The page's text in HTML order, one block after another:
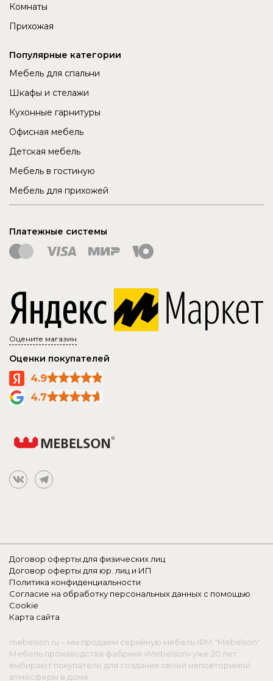
Комнаты
Прихожая
Популярные категории
Мебель для спальни
Шкафы и стелажи
Кухонные гарнитуры
Офисная мебель
Детская мебель
Мебель в гостиную
Мебель для прихожей
Платежные системы
Оцените магазин
Оценки покупателей
4.9
4.7
Договор оферты для физических лиц
Договор оферты для юр. лиц и ИП
Политика конфиденциальности
Согласие на обработку персональных данных с помощью
Cookie
Карта сайта
mebelson.ru – мы продаем серийную мебель ФМ "Mebelson".
Мебель производства фабрики «Mebelson» уже 20 лет
выбирают покупатели для создания своей неповторимой
атмосферы в доме.